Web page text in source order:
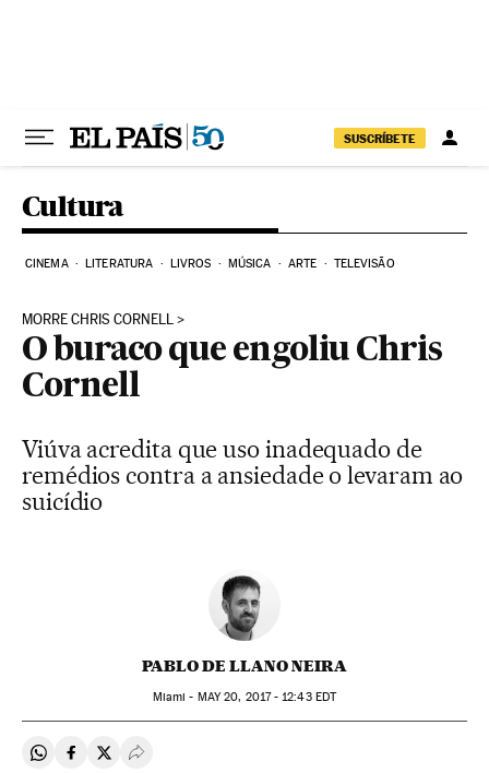
SUSCRÍBETE
Cultura
CINEMA LITERATURA LIVROS MÚSICA ARTE TELEVISÃO
MORRE CHRIS CORNELL
O buraco que engoliu Chris
Cornell
Viúva acredita que uso inadequado de
remédios contra a ansiedade o levaram ao
suicídio
PABLO DE LLANO NEIRA
Miami - MAY20, 2017 - 12:43EDT
Compartir en Whatsapp
Compartir en Facebook
Compartir en Twitter
Desplegar Redes Sociales